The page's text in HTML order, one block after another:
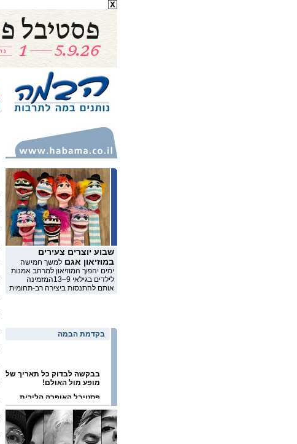
שבוע יוצרים צעירים
במוזיאון אגם למשך חמישה
ימים יהפוך המוזיאון למרחב אמנות
לילדים בגילאי 9–13המזמינה
אותם להתנסות ביצירה רב-תחומית
בקדמת הבמה
בבקשה לבדוק כל תאריך של
מופע מול האולם!
פסטיבל האופרה הלירית
2026
פסטיבל הפסנתר הבינלאומי
בערד 2026
פסטיבל ישראל 2026